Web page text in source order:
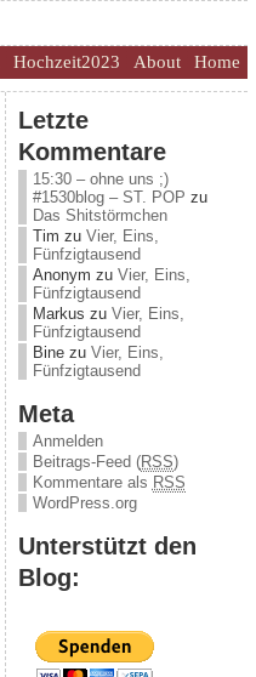
Home
About
Hochzeit2023
Letzte
Kommentare
15:30 – ohne uns ;)
#1530blog – ST. POP zu
Das Shitstörmchen
Tim zu Vier, Eins,
Fünfzigtausend
Anonym zu Vier, Eins,
Fünfzigtausend
Markus zu Vier, Eins,
Fünfzigtausend
Binezu Vier, Eins,
Fünfzigtausend
Meta
Anmelden
Beitrags-Feed (RSS)
Kommentare als RSS
WordPress.org
Unterstützt den
Blog: